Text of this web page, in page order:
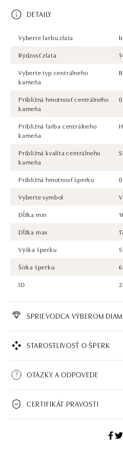
DETAILY
Vyberte farbu zlata
Rýdzosť zlata
Vyberte typ centrálneho
kameňa
Približná hmotnosť centrálneho
kameňa
Približná farba centrálneho
kameňa
H
Približná kvalita centrálneho
kameňa
Približná hmotnosť šperku
Vyberte symbol
V
Dĺžka min
Dĺžka max
Výška šperku
Šírka šperku
ID
SPRIEVODCA VÝBEROM
STAROSTLIVOSŤ O ŠPERK
OTÁZKY A ODPOVEDE
CERTIFIKÁT PRAVOSTI